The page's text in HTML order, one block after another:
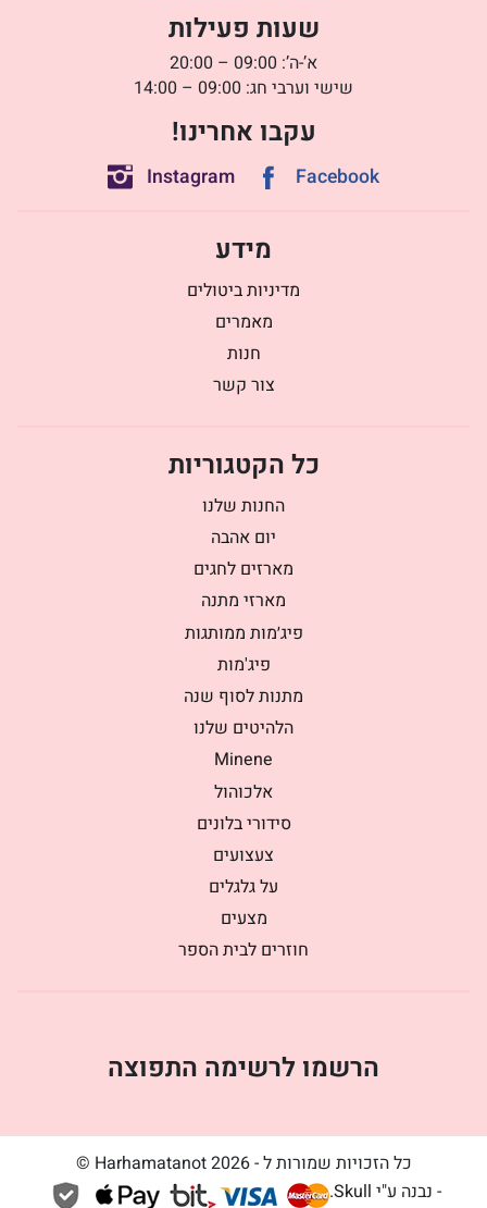
שעות פעילות
א’-ה’: 09:00 – 20:00
שישי וערבי חג: 09:00 – 14:00
עקבו אחרינו!
Facebook
Instagram
מידע
מדיניות ביטולים
מאמרים
חנות
צור קשר
כל הקטגוריות
החנות שלנו
יום אהבה
מארזים לחגים
מארזי מתנה
פיג׳מות ממותגות
פיג'מות
מתנות לסוף שנה
הלהיטים שלנו
Minene
אלכוהול
סידורי בלונים
צעצועים
על גלגלים
מצעים
חוזרים לבית הספר
הרשמו לרשימה התפוצה
כל הזכויות שמורות ל - Harhamatanot 2026 ©
- נבנה ע"י Skull
.